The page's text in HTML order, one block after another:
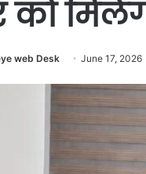
web Desk June 17, 2026